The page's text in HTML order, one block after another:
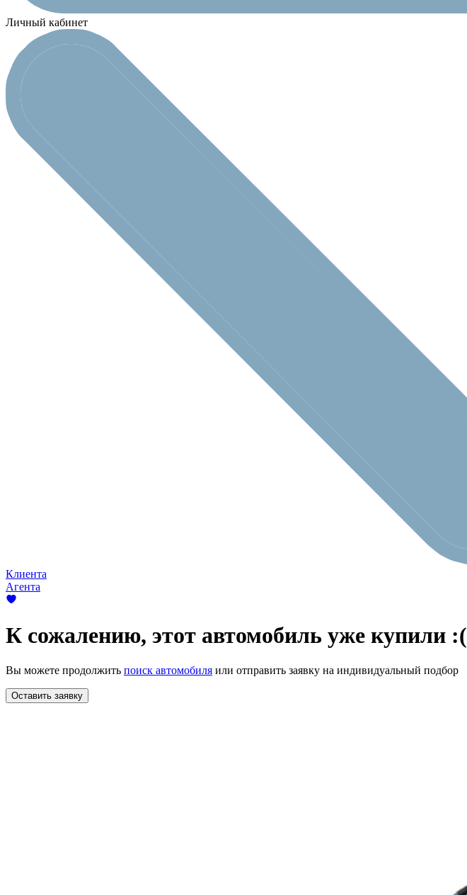
Личный кабинет
Клиента
Агента
К сожалению, этот автомобиль уже купили :(
Вы можете продолжить поиск автомобиля или отправить заявку на индивидуальный подбор
Оставить заявку